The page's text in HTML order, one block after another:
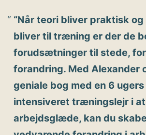
“Når teori bliver praktisk
bliver til træning er der de
forudsætninger til stede,
forandring. Med Alexander
geniale bog med en 6
intensiveret træningslejr i
arbejdsglæde, kan du